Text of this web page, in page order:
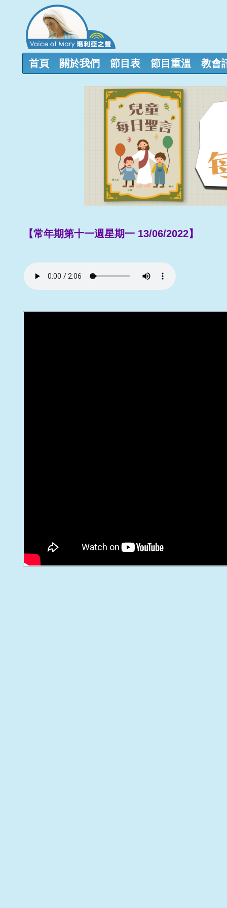
首頁 關於我們 節目表 節目重溫 教會
【常年期第十一週星期一 13/06/2022】